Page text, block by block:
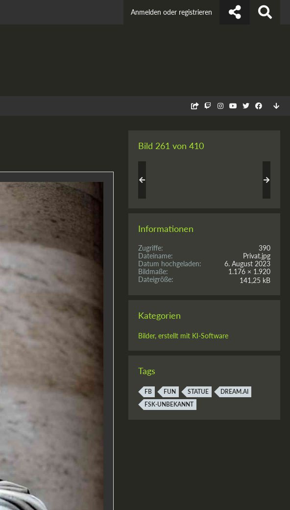
Anmelden oder registrieren
Bild 261 von 410
Informationen
Zugriffe
390
Dateiname
Privat.jpg
Datum hochgeladen
6. August 2023
Bildmaße
1.176 × 1.920
Dateigröße
141,25 kB
Kategorien
Bilder, erstellt mit KI-Software
Tags
FB FUN STATUE DREAM.AI
FSK-UNBEKANNT